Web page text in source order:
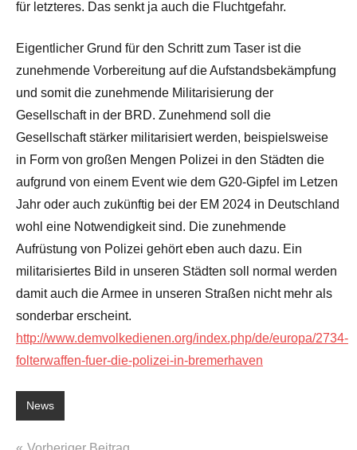
für letzteres. Das senkt ja auch die Fluchtgefahr.
Eigentlicher Grund für den Schritt zum Taser ist die
zunehmende Vorbereitung auf die Aufstandsbekämpfung
und somit die zunehmende Militarisierung der
Gesellschaft in der BRD. Zunehmend soll die
Gesellschaft stärker militarisiert werden, beispielsweise
in Form von großen Mengen Polizei in den Städten die
aufgrund von einem Event wie dem G20-Gipfel im Letzen
Jahr oder auch zukünftig bei der EM 2024 in Deutschland
wohl eine Notwendigkeit sind. Die zunehmende
Aufrüstung von Polizei gehört eben auch dazu. Ein
militarisiertes Bild in unseren Städten soll normal werden
damit auch die Armee in unseren Straßen nicht mehr als
sonderbar erscheint.
http://www.demvolkedienen.org/index.php/de/europa/2734-
folterwaffen-fuer-die-polizei-in-bremerhaven
News